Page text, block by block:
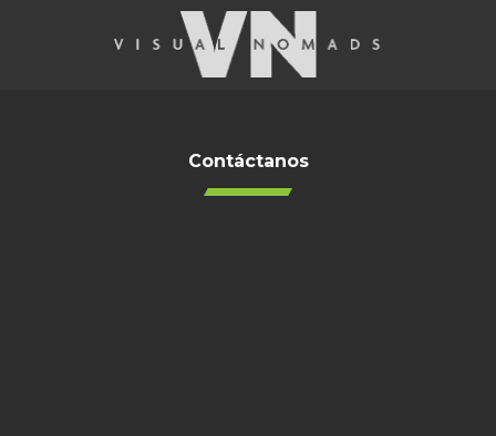
Contáctanos